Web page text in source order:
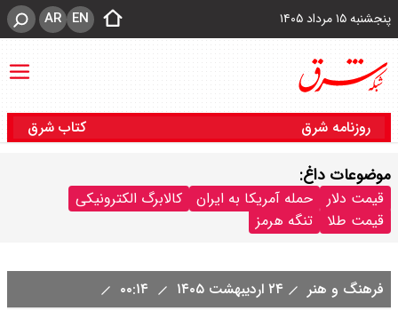
پنجشنبه ۱۵ مرداد ۱۴۰۵ EN
AR
روزنامه شرق کتاب شرق
موضوعات داغ:
قیمت دلار حمله آمریکا به ایران
کالابرگ الکترونیکی
قیمت طلا
تنگه هرمز
فرهنگ و هنر ۲۴ اردیبهشت ۱۴۰۵